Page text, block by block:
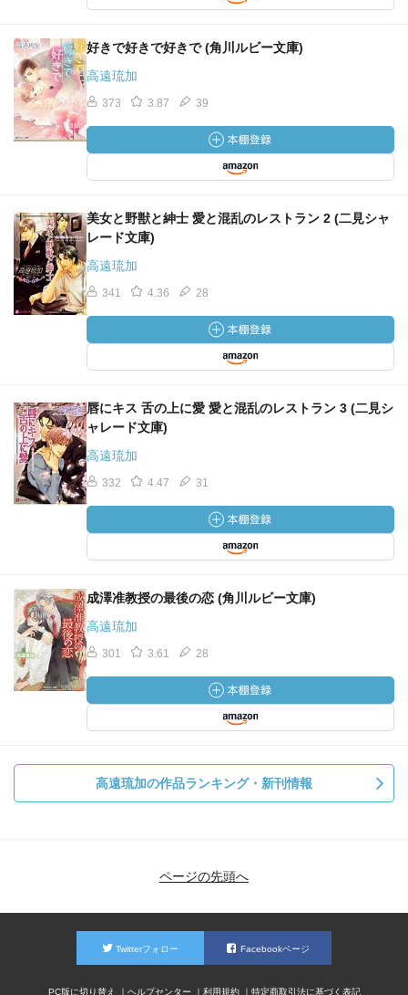
好きで好きで好きで (角川ルビー文庫)
高遠琉加
373 3.87 39
美女と野獣と紳士 愛と混乱のレストラン 2 (二見シャ
レード文庫)
高遠琉加
341 4.36 28
唇にキス 舌の上に愛 愛と混乱のレストラン 3 (二見シ
ャレード文庫)
高遠琉加
332 4.47 31
成澤准教授の最後の恋 (角川ルビー文庫)
高遠琉加
301 3.61 28
高遠琉加の作品ランキング・新刊情報
ページの先頭へ
Twitterフォロー Facebookページ
PC版に切り替え ヘルプセンター 利用規約 特定商取引法に基づく表記